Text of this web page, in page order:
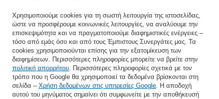
Εισάγετε τη διεύθυνση e-mail σας
Συμφωνώ με την επεξεργασία των προσωπικών μου δεδομένων για τους σκοπούς και το πεδίο εφαρμογής της υπηρεσίας Newsletter στο
ΑΠΟΘΉΚΕΥΣΗ
Χρησιμοποιούμε cookies για τη σωστή λειτουργία της ιστοσελίδας,
ώστε να προσφέρουμε κοινωνικές λειτουργίες, να αναλύουμε την
επισκεψιμότητα και να πραγματοποιούμε διαφημιστικές ενέργειες –
τόσο από εμάς όσο και από τους Έμπιστους Συνεργάτες μας. Τα
cookies χρησιμοποιούνται επίσης για την εξατομίκευση των
διαφημίσεων. Περισσότερες πληροφορίες μπορείτε να βρείτε στην
πολιτική απορρήτου. Περισσότερες πληροφορίες σχετικά με τον
τρόπο που η Google θα χρησιμοποιεί τα δεδομένα βρίσκονται στη
σελίδα – Χρήση δεδομένων στις υπηρεσίες Google. Η αποδοχή
αυτού του μηνύματος σημαίνει ότι συμφωνείτε με την αποθήκευσή